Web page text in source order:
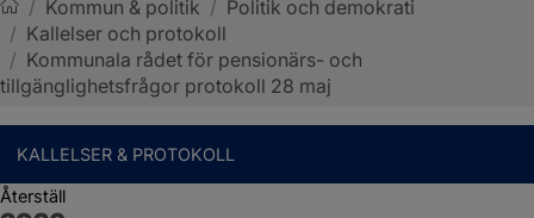
Sotenäs kommun
/ Kommun & politik / Politik och demokrati
/ Kallelser och protokoll
/ Kommunala rådet för pensionärs- och
tillgänglighetsfrågor protokoll 28 maj
KALLELSER & PROTOKOLL
Återställ